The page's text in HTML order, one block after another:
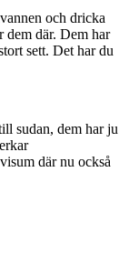
och dricka
dem där. Dem har
sett. Det har du
sudan, dem har ju
där nu också